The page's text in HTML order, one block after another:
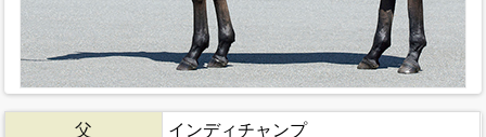
父
インディチャンプ